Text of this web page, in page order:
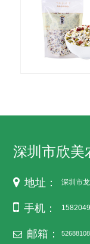
深圳市欣美
地址： 深圳市
手机：
邮箱：